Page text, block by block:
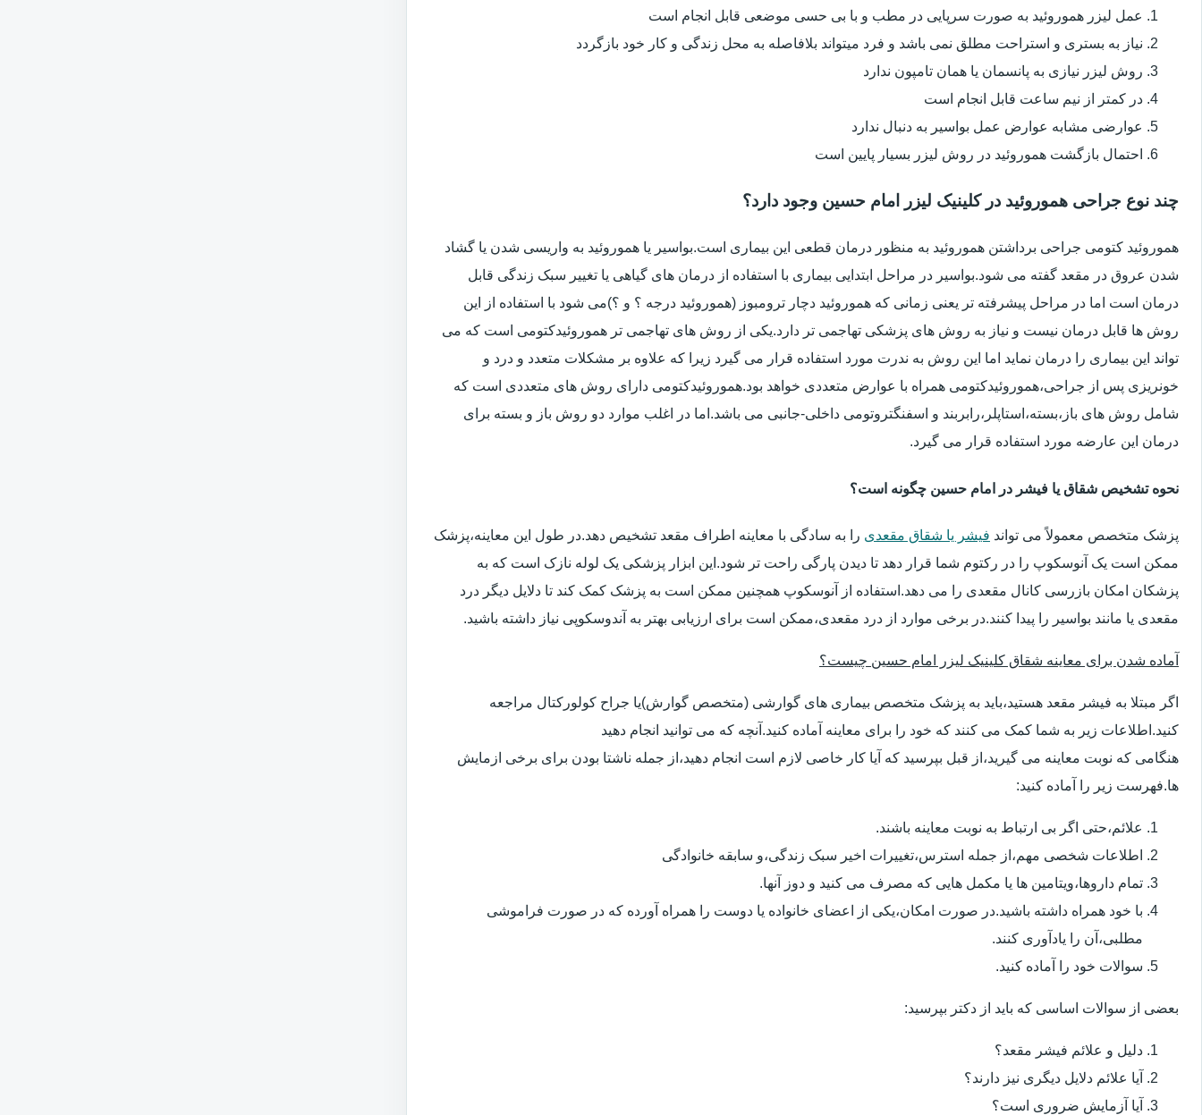
عمل لیزر هموروئید به صورت سرپایی در مطب و با بی حسی موضعی قابل انجام است
نیاز به بستری و استراحت مطلق نمی باشد و فرد میتواند بلافاصله به محل زندگی و کار خود بازگردد
روش لیزر نیازی به پانسمان یا همان تامپون ندارد
در کمتر از نیم ساعت قابل انجام است
عوارضی مشابه عوارض عمل بواسیر به دنبال ندارد
احتمال بازگشت هموروئید در روش لیزر بسیار پایین است
چند نوع جراحی هموروئید در کلینیک لیزر امام حسین وجود دارد؟
هموروئید کتومی جراحی برداشتن هموروئید به منظور درمان قطعی این بیماری است.بواسیر یا هموروئید به واریسی شدن یا گشاد
شدن عروق در مقعد گفته می شود.بواسیر در مراحل ابتدایی بیماری با استفاده از درمان های گیاهی یا تغییر سبک زندگی قابل
درمان است اما در مراحل پیشرفته تر یعنی زمانی که هموروئید دچار ترومبوز (هموروئید درجه ؟ و ؟)می شود با استفاده از این
روش ها قابل درمان نیست و نیاز به روش های پزشکی تهاجمی تر دارد.یکی از روش های تهاجمی تر هموروئیدکتومی است که می
تواند این بیماری را درمان نماید اما این روش به ندرت مورد استفاده قرار می گیرد زیرا که علاوه بر مشکلات متعدد و درد و
خونریزی پس از جراحی،هموروئیدکتومی همراه با عوارض متعددی خواهد بود.هموروئیدکتومی دارای روش های متعددی است که
شامل روش های باز،بسته،استاپلر،رابربند و اسفنگتروتومی داخلی-جانبی می باشد.اما در اغلب موارد دو روش باز و بسته برای
درمان این عارضه مورد استفاده قرار می گیرد.
نحوه تشخیص شقاق یا فیشر در امام حسین چگونه است؟
پزشک متخصص معمولاً می تواند فیشر یا شقاق مقعدی را به سادگی با معاینه اطراف مقعد تشخیص دهد.در طول این معاینه،پزشک
ممکن است یک آنوسکوپ را در رکتوم شما قرار دهد تا دیدن پارگی راحت تر شود.این ابزار پزشکی یک لوله نازک است که به
پزشکان امکان بازرسی کانال مقعدی را می دهد.استفاده از آنوسکوپ همچنین ممکن است به پزشک کمک کند تا دلایل دیگر درد
مقعدی یا مانند بواسیر را پیدا کنند.در برخی موارد از درد مقعدی،ممکن است برای ارزیابی بهتر به آندوسکوپی نیاز داشته باشید.
آماده شدن برای معاینه شقاق کلینیک لیزر امام حسین چیست؟
اگر مبتلا به فیشر مقعد هستید،باید به پزشک متخصص بیماری های گوارشی (متخصص گوارش)یا جراح کولورکتال مراجعه
کنید.اطلاعات زیر به شما کمک می کنند که خود را برای معاینه آماده کنید.آنچه که می توانید انجام دهید
هنگامی که نوبت معاینه می گیرید،از قبل بپرسید که آیا کار خاصی لازم است انجام دهید،از جمله ناشتا بودن برای برخی ازمایش
ها.فهرست زیر را آماده کنید:
علائم،حتی اگر بی ارتباط به نوبت معاینه باشند.
اطلاعات شخصی مهم،از جمله استرس،تغییرات اخیر سبک زندگی،و سابقه خانوادگی
تمام داروها،ویتامین ها یا مکمل هایی که مصرف می کنید و دوز آنها.
با خود همراه داشته باشید.در صورت امکان،یکی از اعضای خانواده یا دوست را همراه آورده که در صورت فراموشی
مطلبی،آن را یادآوری کنند.
سوالات خود را آماده کنید.
بعضی از سوالات اساسی که باید از دکتر بپرسید:
دلیل و علائم فیشر مقعد؟
آیا علائم دلایل دیگری نیز دارند؟
آیا آزمایش ضروری است؟